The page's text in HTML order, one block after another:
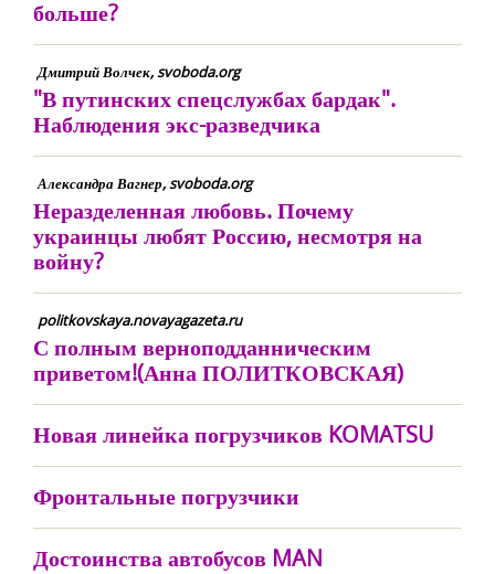
больше?
Дмитрий Волчек, svoboda.org
"В путинских спецслужбах бардак".
Наблюдения экс-разведчика
Александра Вагнер, svoboda.org
Неразделенная любовь. Почему
украинцы любят Россию, несмотря на
войну?
politkovskaya.novayagazeta.ru
С полным верноподданническим
приветом!(Анна ПОЛИТКОВСКАЯ)
Новая линейка погрузчиков KOMATSU
Фронтальные погрузчики
Достоинства автобусов MAN